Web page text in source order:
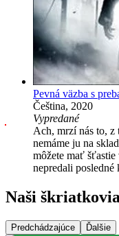
Pevná väzba s
Čeština, 2020
Vypredané
Ach, mrzí nás to, z
nemáme ju na
môžete mať
nepredali posledné
Naši
Predchádzajúce Ďalšie